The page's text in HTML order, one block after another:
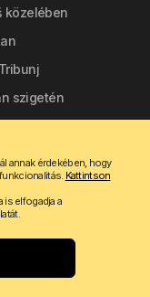
közelében
szigetén
d.o.o.
Apartmanija.hr
annak érdekében, hogy
Kattintson
is elfogadja a